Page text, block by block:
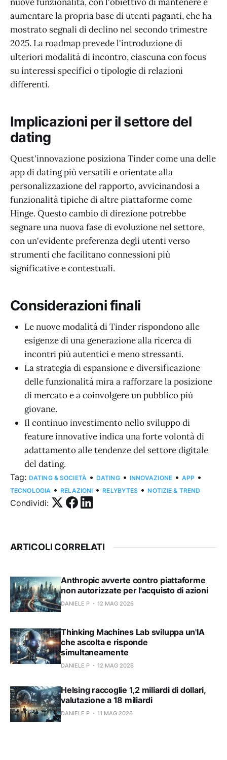
aumentare la propria base di utenti paganti, che ha
mostrato segnali di declino nel secondo trimestre
2025. La roadmap prevede l'introduzione di
ulteriori modalità di incontro, ciascuna con focus
su interessi specifici o tipologie di relazioni
differenti.
Implicazioni per il settore del
dating
Quest'innovazione posiziona Tinder come una delle
app di dating più versatili e orientate alla
personalizzazione del rapporto, avvicinandosi a
funzionalità tipiche di altre piattaforme come
Hinge. Questo cambio di direzione potrebbe
segnare una nuova fase di evoluzione nel settore,
con un'evidente preferenza degli utenti verso
strumenti che facilitano connessioni più
significative e contestuali.
Considerazioni finali
Le nuove modalità di Tinder rispondono alle
esigenze di una generazione alla ricerca di
incontri più autentici e meno stressanti.
La strategia di espansione e diversificazione
delle funzionalità mira a rafforzare la posizione
di mercato e a coinvolgere un pubblico più
giovane.
Il continuo investimento nello sviluppo di
feature innovative indica una forte volontà di
adattamento alle tendenze del settore digitale
del dating.
Tag: DATING & SOCIETÀ • DATING • INNOVAZIONE • APP •
TECNOLOGIA • RELAZIONI • RELYBYTES • NOTIZIE & TREND
Condividi:
ARTICOLI CORRELATI
Anthropic avverte contro piattaforme
non autorizzate per l'acquisto di azioni
DANIELE P 12 MAG 2026
Thinking Machines Lab sviluppa un'IA
che ascolta e risponde
simultaneamente
DANIELE P 12 MAG 2026
Helsing raccoglie 1,2 miliardi di dollari,
valutazione a 18 miliardi
DANIELE P 11 MAG 2026